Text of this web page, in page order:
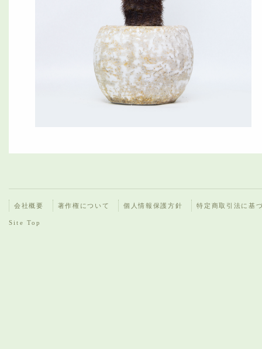
会社概要 著作権について 個人情報保護方針 特定商取引法に基
Site Top